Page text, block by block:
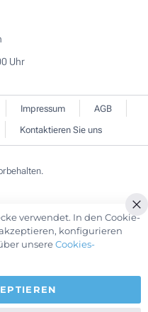
Uhr
Impressum
AGB
Kontaktieren Sie uns
verwendet. In den Cookie-
konfigurieren
unsereCookies-